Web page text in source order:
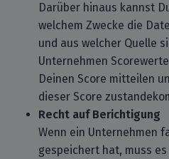
Darüber hinaus kannst
welchem Zwecke die
und aus welcher Quelle
Unternehmen
Deinen Score mitteilen
dieser Score
Recht auf Berichtigung
Wenn ein Unternehmen
gespeichert hat, muss